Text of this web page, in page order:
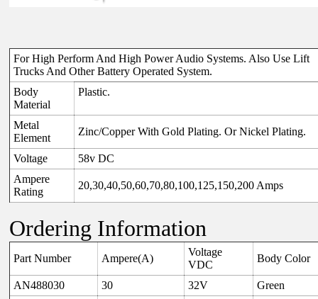
For High Perform And High Power Audio Systems. Also Use Lift
Trucks And Other Battery Operated System.
Body
Material
Plastic.
Metal
Element
Zinc/Copper With Gold Plating. Or Nickel Plating.
Voltage
58v DC
Ampere
Rating
20,30,40,50,60,70,80,100,125,150,200 Amps
Ordering Information
Part Number Ampere(A)
Voltage
VDC
Body Color
AN488030 30 32V
Green